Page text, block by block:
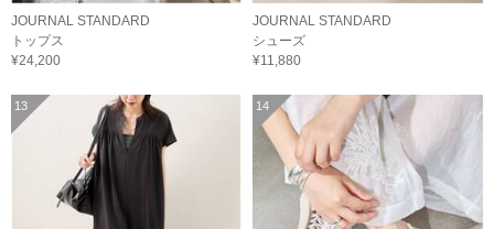
JOURNAL STANDARD
トップス
¥24,200
JOURNAL STANDARD
シューズ
¥11,880
13 14